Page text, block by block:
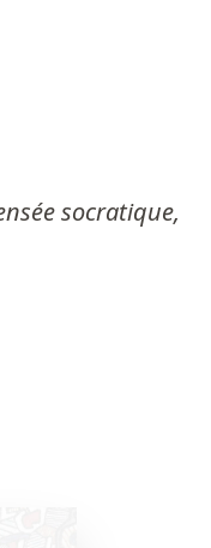
socratique,